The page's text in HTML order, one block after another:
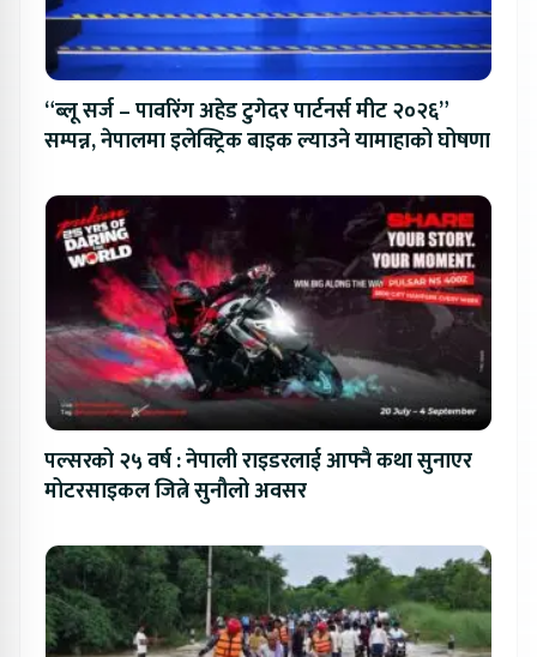
“ब्लू सर्ज – पावरिंग अहेड टुगेदर पार्टनर्स मीट २०२६”
सम्पन्न, नेपालमा इलेक्ट्रिक बाइक ल्याउने यामाहाको घोषणा
पल्सरको २५ वर्ष : नेपाली राइडरलाई आफ्नै कथा सुनाएर
मोटरसाइकल जित्ने सुनौलो अवसर